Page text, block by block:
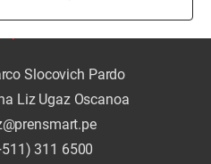
Slocovich Pardo
Liz Ugaz Oscanoa
311 6500